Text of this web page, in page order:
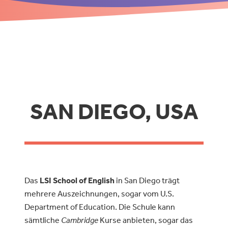
SAN DIEGO, USA
Das LSI School of English in San Diego trägt
mehrere Auszeichnungen, sogar vom U.S.
Department of Education. Die Schule kann
sämtliche Cambridge Kurse anbieten, sogar das